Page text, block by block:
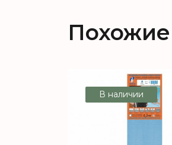
Похожие
В наличии